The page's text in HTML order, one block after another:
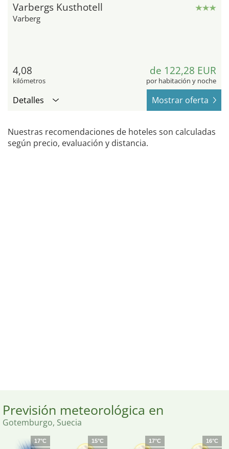
Varbergs Kusthotell
Varberg
4,08
kilómetros
de 122,28 EUR
por habitación y noche
Detalles Mostrar oferta
Nuestras recomendaciones de hoteles son calculadas
según precio, evaluación y distancia.
Previsión meteorológica en
Gotemburgo, Suecia
17°C
15°C
17°C
16°C